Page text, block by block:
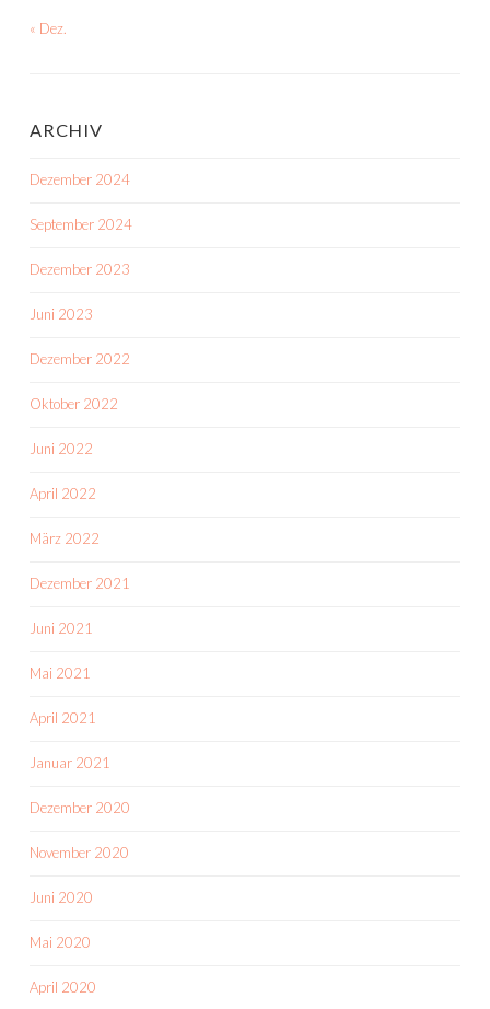
« Dez.
ARCHIV
Dezember 2024
September 2024
Dezember 2023
Juni 2023
Dezember 2022
Oktober 2022
Juni 2022
April 2022
März 2022
Dezember 2021
Juni 2021
Mai 2021
April 2021
Januar 2021
Dezember 2020
November 2020
Juni 2020
Mai 2020
April 2020